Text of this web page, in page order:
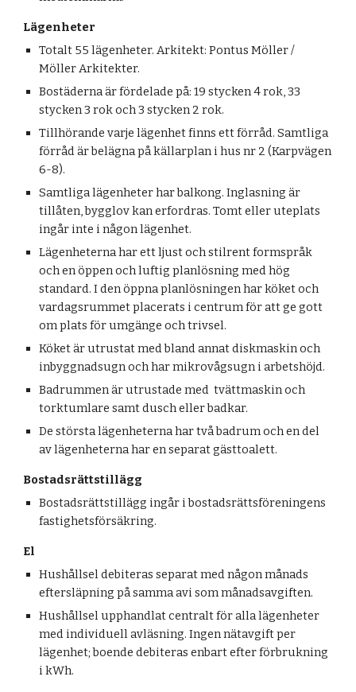
Lägenheter
Totalt 55 lägenheter. Arkitekt: Pontus Möller /
Möller Arkitekter.
Bostäderna är fördelade på: 19 stycken 4 rok, 33
stycken 3 rok och 3 stycken 2 rok.
Tillhörande varje lägenhet finns ett förråd. Samtliga
förråd är belägna på källarplan i hus nr 2 (Karpvägen
6-8).
Samtliga lägenheter har balkong. Inglasning är
tillåten, bygglov kan erfordras. Tomt eller uteplats
ingår inte i någon lägenhet.
Lägenheterna har ett ljust och stilrent formspråk
och en öppen och luftig planlösning med hög
standard. I den öppna planlösningen har köket och
vardagsrummet placerats i centrum för att ge gott
om plats för umgänge och trivsel.
Köket är utrustat med bland annat diskmaskin och
inbyggnadsugn och har mikrovågsugn i arbetshöjd.
Badrummen är utrustade med tvättmaskin och
torktumlare samtdusch eller badkar.
De största lägenheterna har två badrum och en del
av lägenheterna har en separat gästtoalett.
Bostadsrättstillägg
Bostadsrättstillägg ingår i bostadsrättsföreningens
fastighetsförsäkring.
El
Hushållsel debiteras separat med någon månads
eftersläpning på samma avi som månadsavgiften.
Hushållsel upphandlat centralt för alla lägenheter
med individuell avläsning. Ingen nätavgift per
lägenhet; boende debiteras enbart efter förbrukning
i kWh.